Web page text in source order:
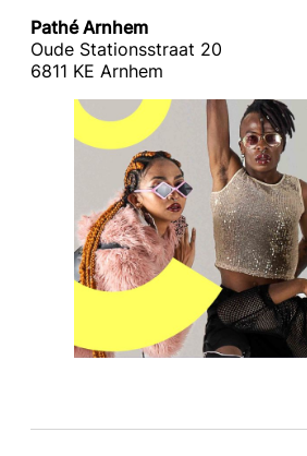
Pathé Arnhem
Oude Stationsstraat 20
6811 KE Arnhem